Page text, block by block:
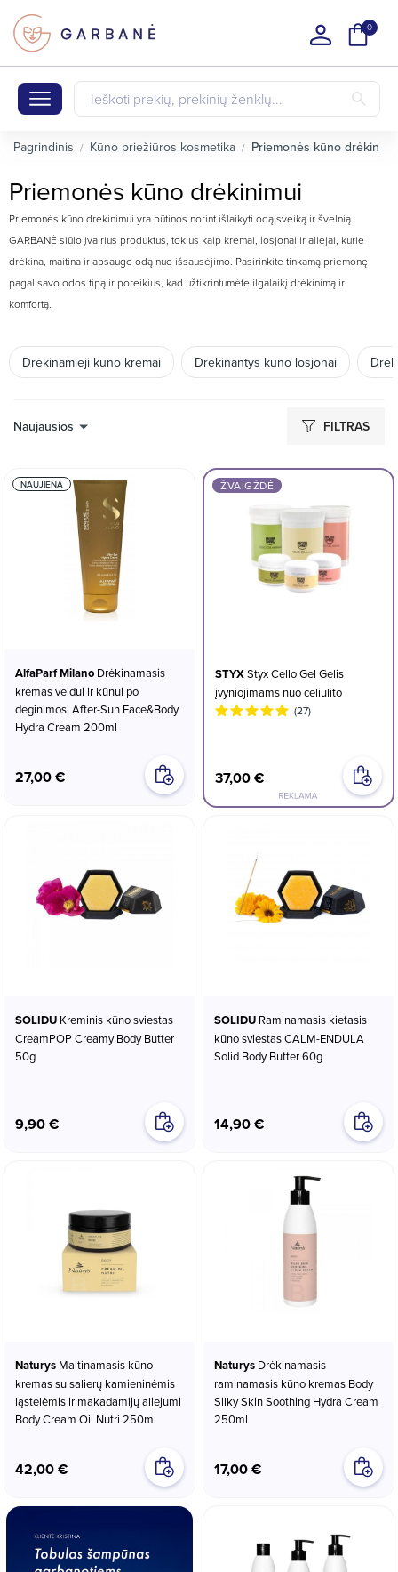
0
Pagrindinis Kūno priežiūros kosmetika Priemonės kūno
Priemonės kūno drėkinimui
Priemonės kūno drėkinimui yra būtinos norint išlaikyti odą sveiką ir švelnią.
GARBANĖ siūlo įvairius produktus, tokius kaip kremai, losjonai ir aliejai, kurie
drėkina, maitina ir apsaugo odą nuo išsausėjimo. Pasirinkite tinkamą priemonę
pagal savo odos tipą ir poreikius, kad užtikrintumėte ilgalaikį drėkinimą ir
komfortą.
Drėkinamieji kūno kremai Drėkinantys kūno losjonai
Naujausios FILTRAS
AlfaParf Milano
kremas veidui ir kūnui po
deginimosi After-Sun Face&Body
Hydra Cream 200ml
27,00 €
NAUJIENA
STYX
įvyniojimams nuo celiulito
(27)
37,00 €
ŽVAIGŽDĖ
SOLIDU
CreamPOP Creamy Body Butter
50g
9,90 €
SOLIDU
kūno sviestas CALM-ENDULA
Solid Body Butter 60g
14,90 €
Naturys
kremas su salierų kamieninėmis
ląstelėmis ir makadamijų aliejumi
Body Cream Oil Nutri 250ml
42,00 €
Naturys
raminamasis kūno kremas Body
Silky Skin Soothing Hydra Cream
250ml
17,00 €